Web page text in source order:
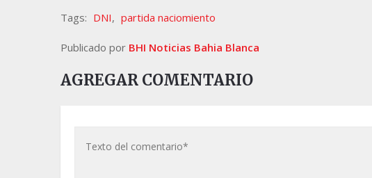
Tags: DNI, partida naciomiento
Publicado por BHI Noticias Bahia Blanca
AGREGAR COMENTARIO